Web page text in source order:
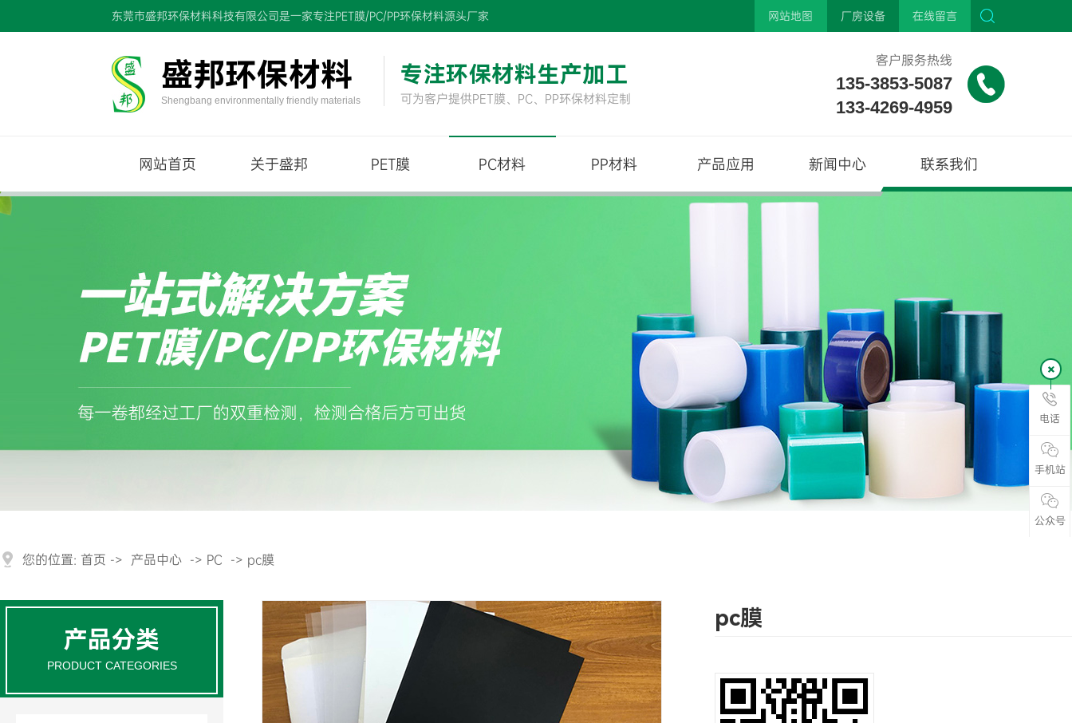
东莞市盛邦环保材料科技有限公司是一家专注PET膜/PC/PP环保材料源头厂家 网站地图 厂房设备 在线留言
盛邦环保材料
Shengbang environmentally friendly materials
专注环保材料生产加工
可为客户提供PET膜、PC、PP环保材料定制
客户服务热线
135-3853-5087
133-4269-4959
网站首页 关于盛邦 PET膜 PC材料 PP材料 产品应用 新闻中心 联系我们
您的位置: 首页 -> 产品中心 -> PC -> pc膜
产品分类
PRODUCT CATEGORIES
pc膜
电话
手机站
公众号